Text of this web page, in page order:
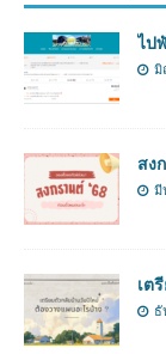
ไป
มิ
สง
มี
เต
ธั